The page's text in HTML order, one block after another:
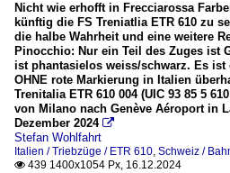
Nicht wie erhofft in Frecciarossa
künftig die FS Treniatlia ETR 610 zu
die halbe Wahrheit und eine weitere
Pinocchio: Nur ein Teil des Zuges ist
ist phantasielos weiss/schwarz. Es
OHNE rote Markierung in Italien
Trenitalia ETR 610 004 (UIC 93 85 5
von Milano nach Genève Aéroport in
Dezember 2024 
Stefan Wohlfahrt
Italien / Triebzüge / ETR 610, Schweiz /
 439 1400x1054 Px, 16.12.2024